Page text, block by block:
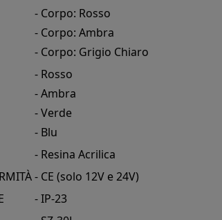
- Corpo: Rosso
- Corpo: Ambra
- Corpo: Grigio Chiaro
- Rosso
- Ambra
- Verde
- Blu
- Resina Acrilica
- CE (solo 12V e 24V)
- IP-23